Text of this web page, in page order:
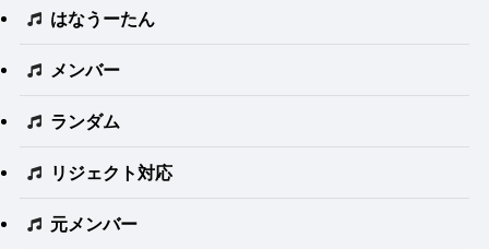
はなうーたん
メンバー
ランダム
リジェクト対応
元メンバー